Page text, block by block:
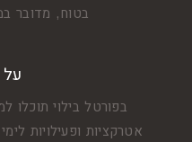
בטוח, מדובר
בפורטל בילוי תוכלו
אטרקציות ופעילויות